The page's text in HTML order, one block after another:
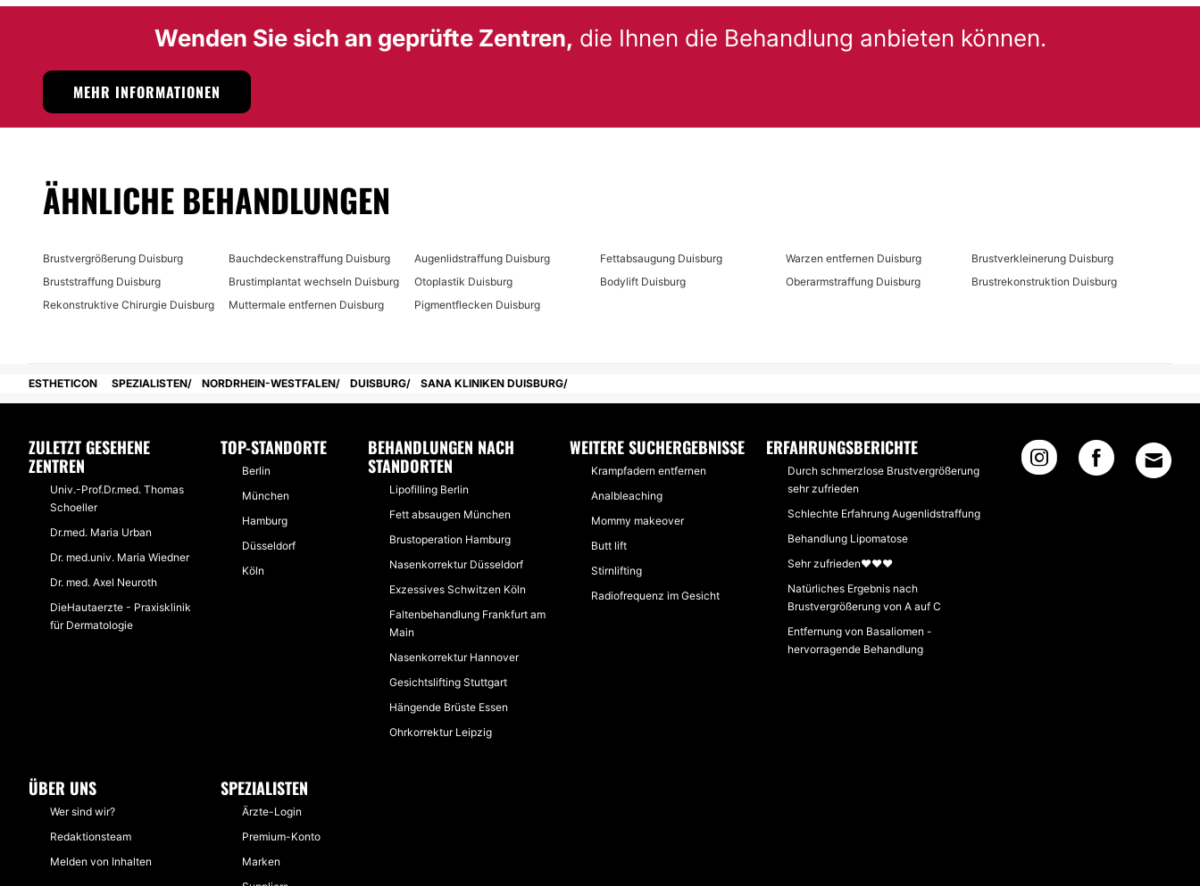
lassen Sie sich von hochqualifizierten Ärzten einfühlsam und professionell beraten
Möglichkeit der Videokonsultation:
Nein
Nein
Wenden Sie sich an geprüfte Zentren, die Ihnen die Behandlung anbieten können.
MEHR INFORMATIONEN
ÄHNLICHE BEHANDLUNGEN
Brustvergrößerung Duisburg Bauchdeckenstraffung Duisburg Augenlidstraffung Duisburg Fettabsaugung Duisburg Warzen entfernen Duisburg
Brustverkleinerung Duisburg
Bruststraffung Duisburg
Brustimplantat wechseln Duisburg Otoplastik Duisburg Bodylift Duisburg Oberarmstraffung Duisburg
Brustrekonstruktion Duisburg
Rekonstruktive Chirurgie Duisburg
Muttermale entfernen Duisburg Pigmentflecken Duisburg
ESTHETICON SPEZIALISTEN NORDRHEIN-WESTFALEN DUISBURG SANA KLINIKEN DUISBURG
ZULETZT GESEHENE
ZENTREN
Univ.-Prof.Dr.med. Thomas
Schoeller
Dr.med. Maria Urban
Dr. med.univ. Maria Wiedner
Dr. med. Axel Neuroth
DieHautaerzte - Praxisklinik
für Dermatologie
TOP-STANDORTE
Berlin
München
Hamburg
Düsseldorf
Köln
BEHANDLUNGEN NACH
STANDORTEN
Lipofilling Berlin
Fett absaugen München
Brustoperation Hamburg
Nasenkorrektur Düsseldorf
Exzessives Schwitzen Köln
Faltenbehandlung Frankfurt am
Main
Nasenkorrektur Hannover
Gesichtslifting Stuttgart
Hängende Brüste Essen
Ohrkorrektur Leipzig
WEITERE SUCHERGEBNISSE
Krampfadern entfernen
Analbleaching
Mommy makeover
Butt lift
Stirnlifting
Radiofrequenz im Gesicht
ERFAHRUNGSBERICHTE
Durch schmerzlose Brustvergrößerung
sehr zufrieden
Schlechte Erfahrung Augenlidstraffung
Behandlung Lipomatose
Sehr zufrieden❤️❤️❤️
Natürliches Ergebnis nach
Brustvergrößerung von A auf C
Entfernung von Basaliomen -
hervorragende Behandlung
ÜBER UNS
Wer sind wir?
Redaktionsteam
Melden von Inhalten
SPEZIALISTEN
Ärzte-Login
Premium-Konto
Marken